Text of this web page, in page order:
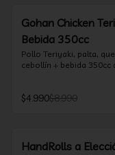
Gohan Chicken
Bebida 350cc
Pollo Teriyaki, palta,
cebollín + bebida 350cc
$4.990$8.990
HandRolls a